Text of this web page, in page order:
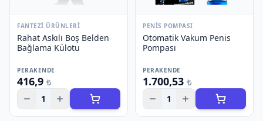
FANTEZI ÜRÜNLERI
Rahat Askılı Boş Belden
Bağlama Külotu
PERAKENDE
416,9 ₺
1
PENIS POMPASI
Otomatik Vakum Penis
Pompası
PERAKENDE
1.700,53 ₺
1